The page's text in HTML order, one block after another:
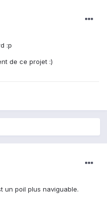
:p
de ce projet :)
un poil plus naviguable.